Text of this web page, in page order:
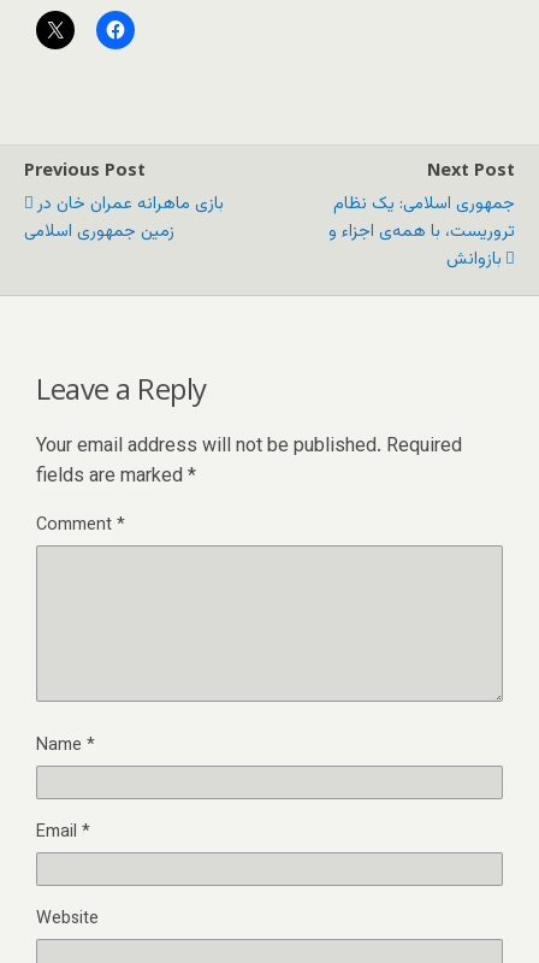
Previous Post
بازی ماهرانه عمران خان در
زمین جمهوری اسلامی
Next Post
جمهوری اسلامی: یک نظام
تروریست، با همه‌ی اجزاء و
بازوانش
Leave a Reply
Your email address will not be published. Required
fields are marked *
Comment*
Name *
Email *
Website